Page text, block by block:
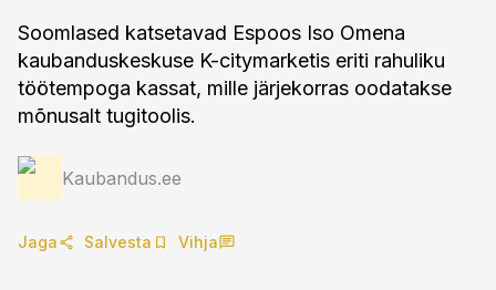
Soomlased katsetavad Espoos Iso Omena
kaubanduskeskuse K-citymarketis eriti rahuliku
töötempoga kassat, mille järjekorras oodatakse
mõnusalt tugitoolis.
Kaubandus.ee
Jaga Salvesta Vihja